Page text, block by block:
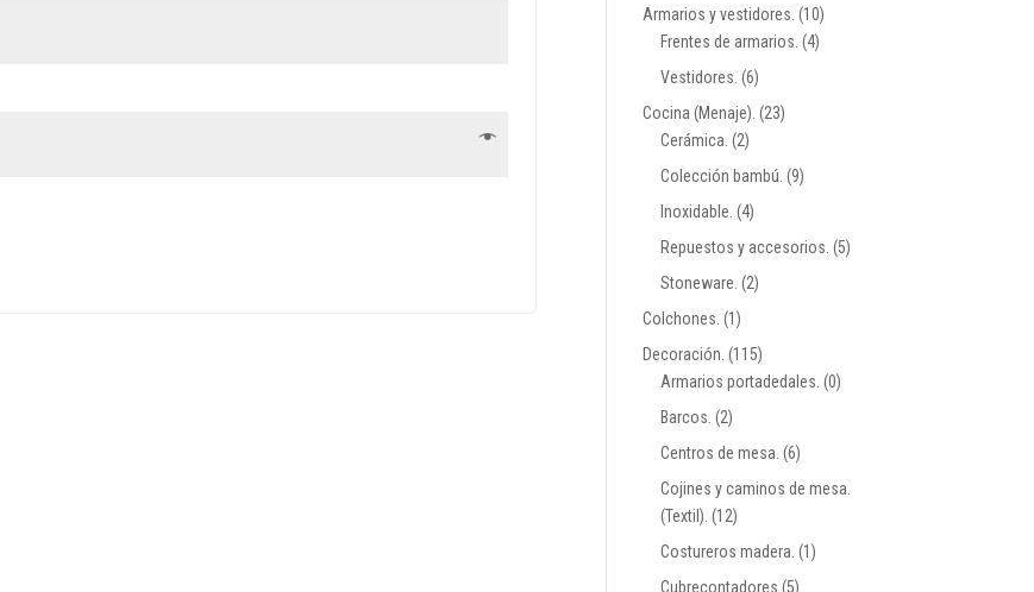
Armarios y vestidores. (10)
Frentes de armarios. (4)
Vestidores. (6)
Cocina (Menaje). (23)
Cerámica. (2)
Colección bambú. (9)
Inoxidable. (4)
Repuestos y accesorios. (5)
Stoneware. (2)
Colchones. (1)
Decoración. (115)
Armarios portadedales. (0)
Barcos. (2)
Centros de mesa. (6)
Cojines y caminos de mesa.
(Textil). (12)
Costureros madera. (1)
Cubrecontadores (5)